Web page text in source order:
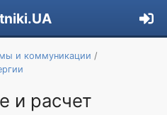
и коммуникации
и расчет